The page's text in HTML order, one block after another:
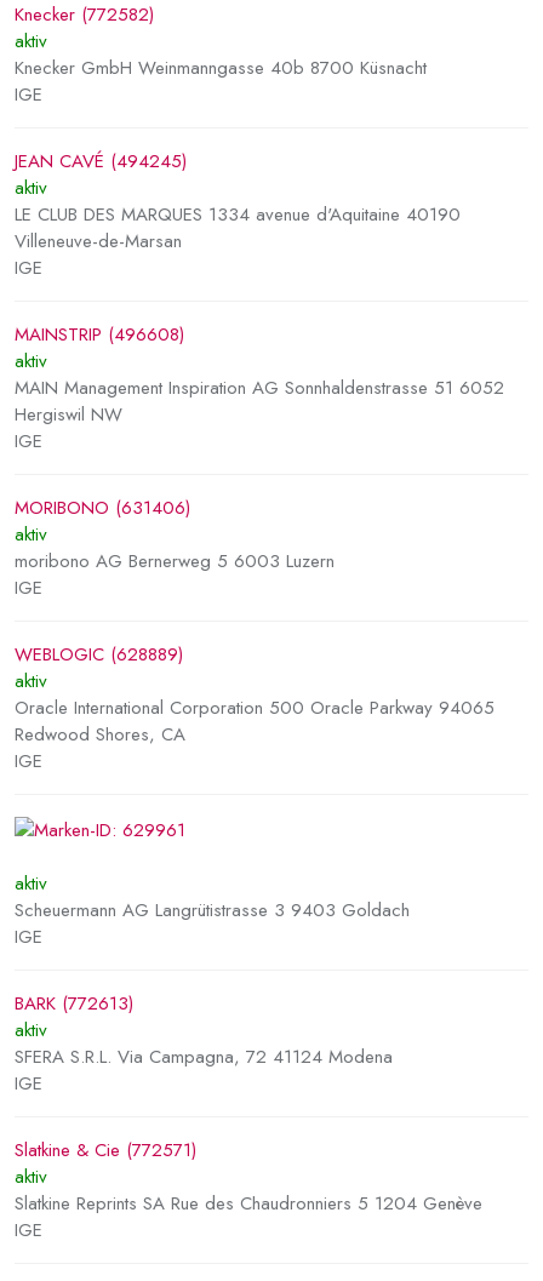
Knecker (772582)
aktiv
Knecker GmbH Weinmanngasse 40b 8700 Küsnacht
IGE
JEAN CAVÉ (494245)
aktiv
LE CLUB DES MARQUES 1334 avenue d'Aquitaine 40190
Villeneuve-de-Marsan
IGE
MAINSTRIP (496608)
aktiv
MAIN Management Inspiration AG Sonnhaldenstrasse 51 6052
Hergiswil NW
IGE
MORIBONO (631406)
aktiv
moribono AG Bernerweg 5 6003 Luzern
IGE
WEBLOGIC (628889)
aktiv
Oracle International Corporation 500 Oracle Parkway 94065
Redwood Shores, CA
IGE
aktiv
Scheuermann AG Langrütistrasse 3 9403 Goldach
IGE
BARK (772613)
aktiv
SFERA S.R.L. Via Campagna, 72 41124 Modena
IGE
Slatkine & Cie (772571)
aktiv
Slatkine Reprints SA Rue des Chaudronniers 5 1204 Genève
IGE